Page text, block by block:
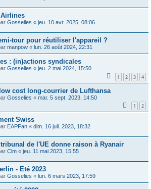
Airlines
Gosselies « jeu. 10 avr. 2025, 08:06
tour pour réutiliser l'appareil ?
manpow « lun. 26 août 2024, 22:31
: (in)actions syndicales
Gosselies « jeu. 2 mai 2024, 15:50
1 2 3 4
cost long-courrier de Lufthansa
Gosselies « mar. 5 sept. 2023, 14:50
1 2
Swiss
EAPFan « dim. 16 juil. 2023, 18:32
de l'UE donne raison à Ryanair
Clm « jeu. 11 mai 2023, 15:55
- Eté 2023
Gosselies « lun. 6 mars 2023, 17:59